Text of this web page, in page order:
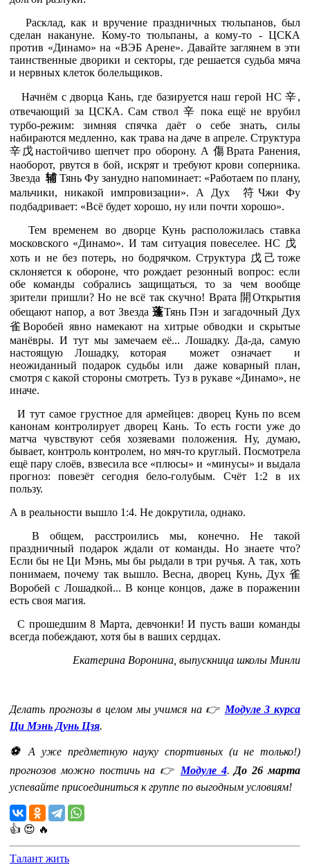
Расклад, как и вручение праздничных тюльпанов, был
сделан накануне. Кому-то тюльпаны, а кому-то - ЦСКА
против «Динамо» на «ВЭБ Арене». Давайте заглянем в эти
таинственные дворики и секторы, где решается судьба мяча
и нервных клеток болельщиков.
Начнём с дворца Кань, где базируется наш герой НС辛,
отвечающий за ЦСКА. Сам ствол 辛 пока ещё не врубил
турбо-режим: зимняя спячка даёт о себе знать, силы
набираются медленно, как трава на даче в апреле. Структура
辛 戊настойчиво шепчет про оборону. А傷Врата Ранения,
наоборот, рвутся в бой, искрят и требуют крови соперника.
Звезда 辅Тянь Фу занудно напоминает: «Работаем по плану,
мальчики, никакой импровизации». А Дух符Чжи Фу
подбадривает: «Всё будет хорошо, ну или почти хорошо».
Тем временем во дворце Кунь расположилась ставка
московского «Динамо». И там ситуация повеселее. НС 戊
хоть и не без потерь, но бодрячком. Структура 戊 己тоже
склоняется к обороне, что рождает резонный вопрос: если
обе команды собрались защищаться, то за чем вообще
зрители пришли? Но не всё так скучно! Врата 開Открытия
обещают напор, а вот Звезда 蓬Тянь Пэн и загадочный Дух
雀Воробей явно намекают на хитрые обводки и скрытые
манёвры. И тут мы замечаем её... Лошадку. Да-да, самую
настоящую Лошадку, которая может означает и
неожиданный подарок судьбы или даже коварный план,
смотря с какой стороны смотреть. Туз в рукаве «Динамо», не
иначе.
И тут самое грустное для армейцев: дворец Кунь по всем
канонам контролирует дворец Кань. То есть гости уже до
матча чувствуют себя хозяевами положения. Ну, думаю,
бывает, контроль контролем, но мяч-то круглый. Посмотрела
ещё пару слоёв, взвесила все «плюсы» и «минусы» и выдала
прогноз: повезёт сегодня бело-голубым. Счёт 1:2 в их
пользу.
А в реальности вышло 1:4. Не докрутила, однако.
В общем, расстроились мы, конечно. Не такой
праздничный подарок ждали от команды. Но знаете что?
Если бы не Ци Мэнь, мы бы рыдали в три ручья. А так, хоть
понимаем, почему так вышло. Весна, дворец Кунь, Дух 雀
Воробей с Лошадкой... В конце концов, даже в поражении
есть своя магия.
С прошедшим 8 Марта, девчонки! И пусть ваши команды
всегда побеждают, хотя бы в ваших сердцах.
Екатерина Воронина, выпускница школы Минли
Делать прогнозы в целом мы учимся на 👉 Модуле 3 курса
Ци Мэнь Дунь Цзя.
⚽
А уже предметную науку спортивных (и не только!)
прогнозов можно постичь на 👉 Модуле 4. До 26 марта
успевайте присоединиться к группе по выгодным условиям!
👍 😍 🔥
Талант жить